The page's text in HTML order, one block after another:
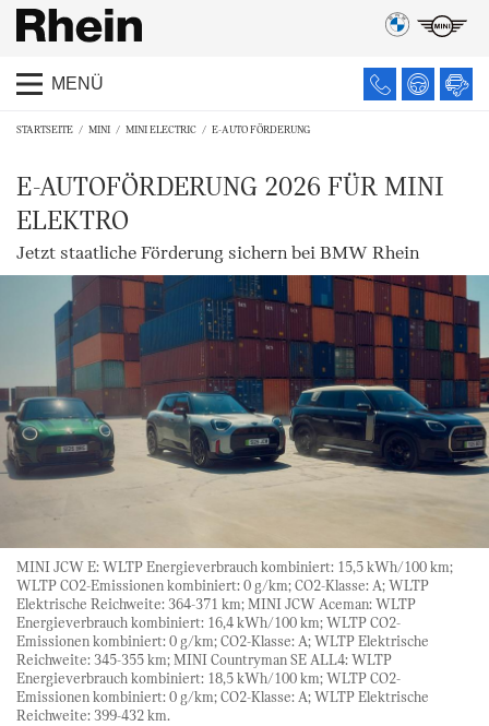
MENÜ
STARTSEITE MINI MINI ELECTRIC E-AUTO FÖRDERUNG
E-AUTOFÖRDERUNG 2026 FÜR MINI
ELEKTRO
Jetzt staatliche Förderung sichern bei BMW Rhein
MINI JCW E: WLTP Energieverbrauch kombiniert: 15,5 kWh/100 km;
WLTP CO2-Emissionen kombiniert: 0 g/km; CO2-Klasse: A; WLTP
Elektrische Reichweite: 364-371 km; MINI JCW Aceman: WLTP
Energieverbrauch kombiniert: 16,4 kWh/100 km; WLTP CO2-
Emissionen kombiniert: 0 g/km; CO2-Klasse: A; WLTP Elektrische
Reichweite: 345-355 km; MINI Countryman SE ALL4: WLTP
Energieverbrauch kombiniert: 18,5 kWh/100 km; WLTP CO2-
Emissionen kombiniert: 0 g/km; CO2-Klasse: A; WLTP Elektrische
Reichweite: 399-432 km.